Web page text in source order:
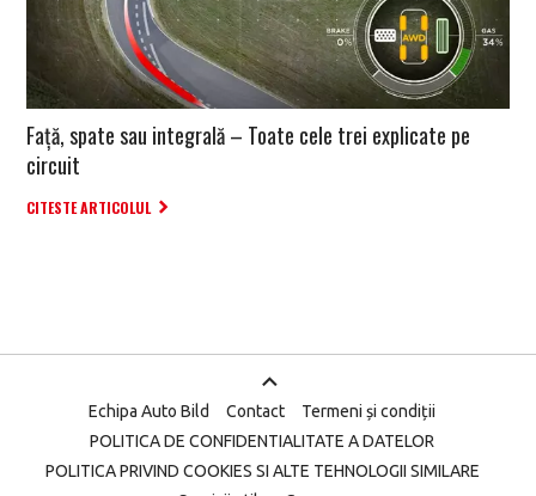
Față, spate sau integrală – Toate cele trei explicate pe
circuit
CITESTE ARTICOLUL
Echipa Auto Bild Contact
Termeni și condiții
POLITICA DE CONFIDENTIALITATE A DATELOR
POLITICA PRIVIND COOKIES SI ALTE TEHNOLOGII SIMILARE